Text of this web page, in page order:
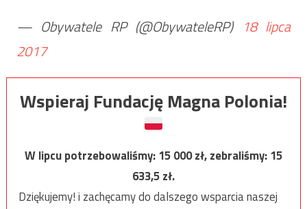
— Obywatele RP (@ObywateleRP) 18 lipca
2017
Wspieraj Fundację Magna Polonia!
W lipcu potrzebowaliśmy:15 000zł, zebraliśmy:15
633,5zł.
Dziękujemy! i zachęcamy do dalszego wsparcia naszej